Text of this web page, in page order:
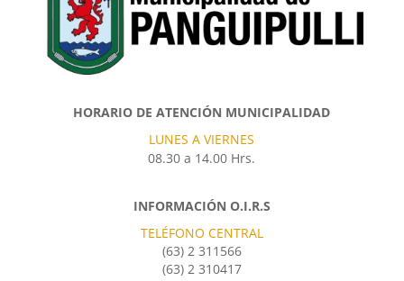
HORARIO DE ATENCIÓN MUNICIPALIDAD
LUNES A VIERNES
08.30 a 14.00 Hrs.
INFORMACIÓN O.I.R.S
TELÉFONO CENTRAL
(63) 2 311566
(63) 2 310417